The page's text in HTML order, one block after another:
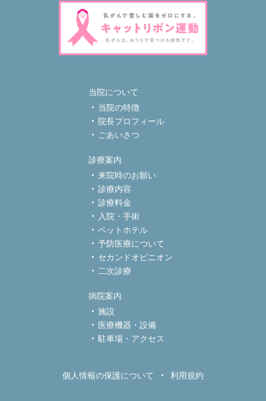
当院について
当院の特徴
院長プロフィール
ごあいさつ
診療案内
来院時のお願い
診療内容
診療料金
入院・手術
ペットホテル
予防医療について
セカンドオピニオン
二次診療
病院案内
施設
医療機器・設備
駐車場・アクセス
個人情報の保護について 利用規約